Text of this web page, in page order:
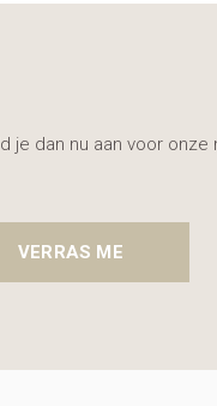
je dan nu aan voor onze
VERRAS ME